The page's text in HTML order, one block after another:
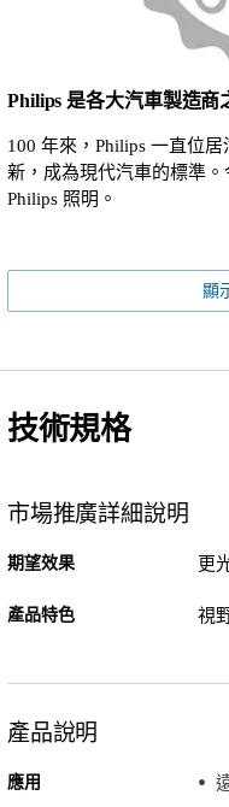
Philips 是各大汽車製造商
100 年來，Philips 一直位
新，成為現代汽車的標準
Philips 照明。
顯
技術規格
市場推廣詳細說明
期望效果 更
產品特色 視
產品說明
應用